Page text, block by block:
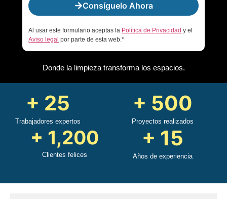
Consíguelo Ahora
Al usar este formulario aceptas la Política de Privacidad y el
Aviso legal por parte de esta web.*
Donde la limpieza transforma los espacios.
+ 25
Trabajadores expertos
+ 500
Proyectos realizados
+ 1,200
Clientes felices
+ 15
Años de experiencia